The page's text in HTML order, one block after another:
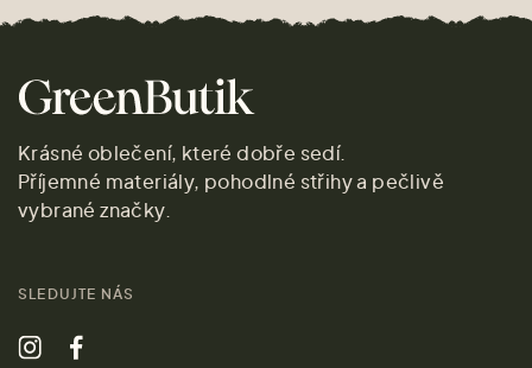
Krásné oblečení, které dobře sedí.
Příjemné materiály, pohodlné střihy a pečlivě
vybrané značky.
SLEDUJTE NÁS